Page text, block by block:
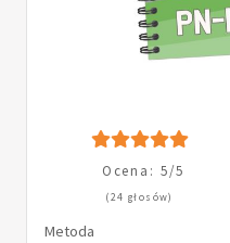
Ocena: 5/5
(24 głosów)
Metoda